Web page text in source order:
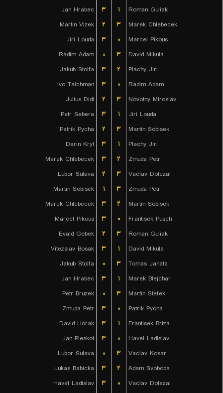
Jan Hrabec
۳ ۱
Roman Guliak
Martin Vizek
۲ ۳
Marek Chlebecek
Jiri Louda
۳ ۰
Marcel Pikous
Radim Adam
۰ ۳
David Mikula
Jakub Stolfa
۳ ۲
Plachy Jiri
Ivo Taichman
۳ ۰
Radim Adam
Julius Didi
۲ ۳
Novotny Miroslav
Petr Sebera
۳ ۱
Jiri Louda
Patrik Pycha
۲ ۳
Martin Sobisek
Darin Kryl
۳ ۱
Plachy Jiri
Marek Chlebecek
۳ ۲
Zmuda Petr
Lubor Sulava
۲ ۳
Vaclav Dolezal
Martin Sobisek
۱ ۳
Zmuda Petr
Marek Chlebecek
۳ ۲
Martin Sobisek
Marcel Pikous
۳ ۰
Frantisek Pusch
Evald Gebek
۲ ۳
Roman Guliak
Vitezslav Bosak
۳ ۱
David Mikula
Jakub Stolfa
۰ ۳
Tomas Janata
Jan Hrabec
۳ ۱
Marek Blejchar
Petr Bruzek
۰ ۳
Martin Stefek
Zmuda Petr
۳ ۰
Patrik Pycha
David Horak
۳ ۱
Frantisek Briza
Jan Pleskot
۳ ۰
Havel Ladislav
Lubor Sulava
۰ ۳
Vaclav Kosar
Lukas Babicka
۳ ۲
Adam Svoboda
Havel Ladislav
۳ ۰
Vaclav Dolezal